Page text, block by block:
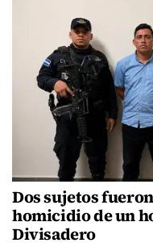
Dos sujetos
homicidio de un
Divisadero